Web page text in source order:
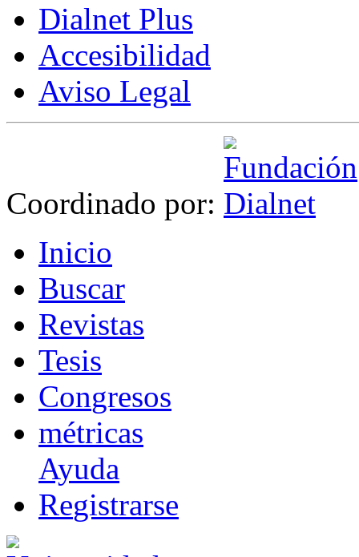
Dialnet Plus
Accesibilidad
Aviso Legal
Coordinado por:
Inicio
Buscar
Revistas
Tesis
Congresos
métricas
Ayuda
Registrarse